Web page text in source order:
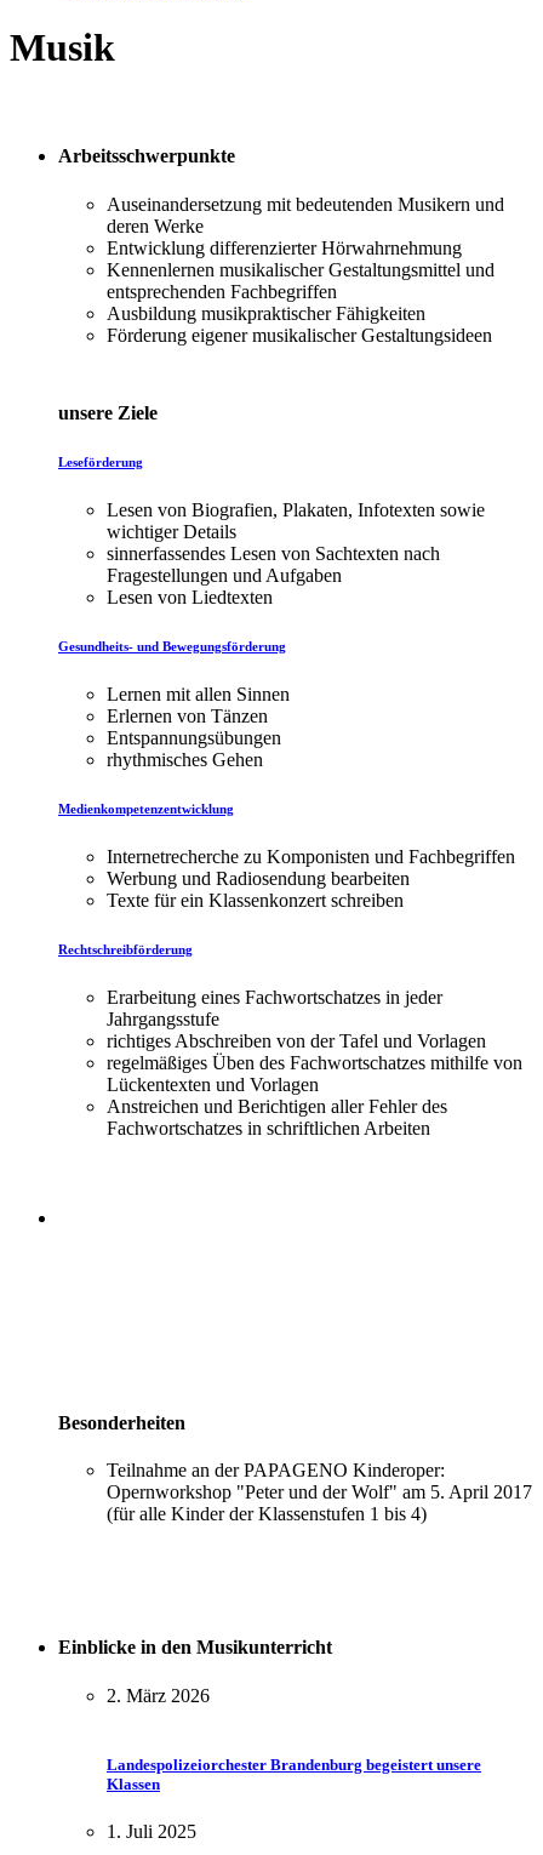
Musik
Arbeitsschwerpunkte
Auseinandersetzung mit bedeutenden Musikern und
deren Werke
Entwicklung differenzierter Hörwahrnehmung
Kennenlernen musikalischer Gestaltungsmittel und
entsprechenden Fachbegriffen
Ausbildung musikpraktischer Fähigkeiten
Förderung eigener musikalischer Gestaltungsideen
unsere Ziele
Leseförderung
Lesen von Biografien, Plakaten, Infotexten sowie
wichtiger Details
sinnerfassendes Lesen von Sachtexten nach
Fragestellungen und Aufgaben
Lesen von Liedtexten
Gesundheits- und Bewegungsförderung
Lernen mit allen Sinnen
Erlernen von Tänzen
Entspannungsübungen
rhythmisches Gehen
Medienkompetenzentwicklung
Internetrecherche zu Komponisten und Fachbegriffen
Werbung und Radiosendung bearbeiten
Texte für ein Klassenkonzert schreiben
Rechtschreibförderung
Erarbeitung eines Fachwortschatzes in jeder
Jahrgangsstufe
richtiges Abschreiben von der Tafel und Vorlagen
regelmäßiges Üben des Fachwortschatzes mithilfe von
Lückentexten und Vorlagen
Anstreichen und Berichtigen aller Fehler des
Fachwortschatzes in schriftlichen Arbeiten
Besonderheiten
Teilnahme an der PAPAGENO Kinderoper:
Opernworkshop "Peter und der Wolf" am 5. April 2017
(für alle Kinder der Klassenstufen 1 bis 4)
Einblicke in den Musikunterricht
2. März 2026
Landespolizeiorchester Brandenburg begeistert unsere
Klassen
1. Juli 2025